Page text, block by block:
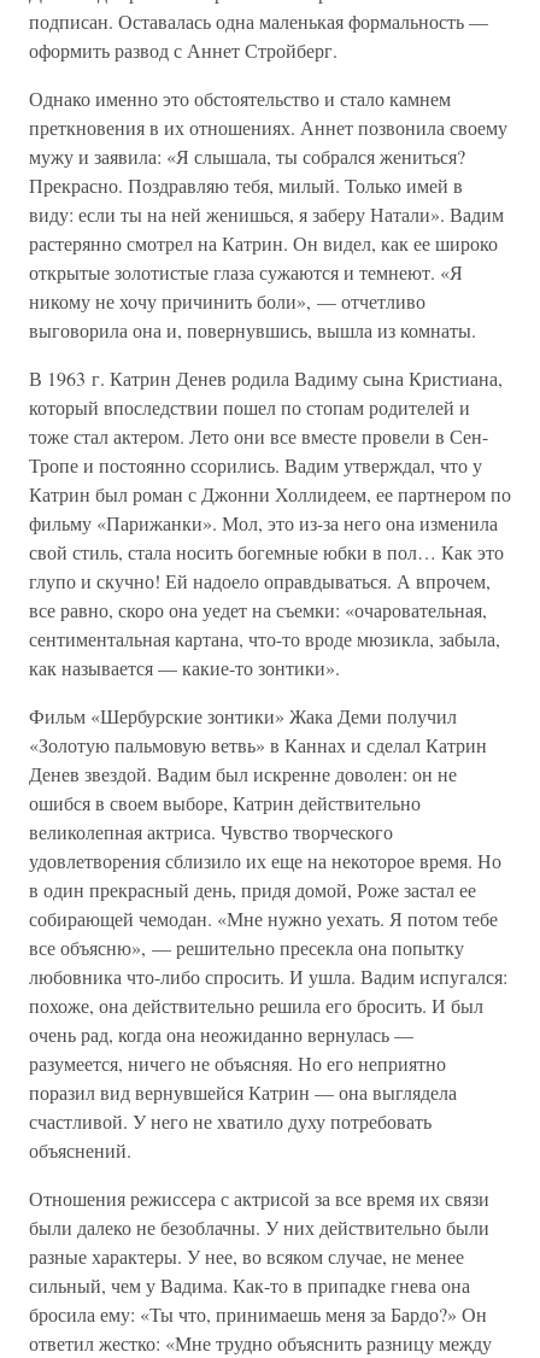
подписан. Оставалась одна маленькая формальность —
оформить развод с Аннет Стройберг.
Однако именно это обстоятельство и стало камнем
преткновения в их отношениях. Аннет позвонила своему
мужу и заявила: «Я слышала, ты собрался жениться?
Прекрасно. Поздравляю тебя, милый. Только имей в
виду: если ты на ней женишься, я заберу Натали». Вадим
растерянно смотрел на Катрин. Он видел, как ее широко
открытые золотистые глаза сужаются и темнеют. «Я
никому не хочу причинить боли», — отчетливо
выговорила она и, повернувшись, вышла из комнаты.
В 1963 г. Катрин Денев родила Вадиму сына Кристиана,
который впоследствии пошел по стопам родителей и
тоже стал актером. Лето они все вместе провели в Сен-
Тропе и постоянно ссорились. Вадим утверждал, что у
Катрин был роман с Джонни Холлидеем, ее партнером по
фильму «Парижанки». Мол, это из-за него она изменила
свой стиль, стала носить богемные юбки в пол… Как это
глупо и скучно! Ей надоело оправдываться. А впрочем,
все равно, скоро она уедет на съемки: «очаровательная,
сентиментальная картана, что-то вроде мюзикла, забыла,
как называется — какие-то зонтики».
Фильм «Шербурские зонтики» Жака Деми получил
«Золотую пальмовую ветвь» в Каннах и сделал Катрин
Денев звездой. Вадим был искренне доволен: он не
ошибся в своем выборе, Катрин действительно
великолепная актриса. Чувство творческого
удовлетворения сблизило их еще на некоторое время. Но
в один прекрасный день, придя домой, Роже застал ее
собирающей чемодан. «Мне нужно уехать. Я потом тебе
все объясню», — решительно пресекла она попытку
любовника что-либо спросить. И ушла. Вадим испугался:
похоже, она действительно решила его бросить. И был
очень рад, когда она неожиданно вернулась —
разумеется, ничего не объясняя. Но его неприятно
поразил вид вернувшейся Катрин — она выглядела
счастливой. У него не хватило духу потребовать
объяснений.
Отношения режиссера с актрисой за все время их связи
были далеко не безоблачны. У них действительно были
разные характеры. У нее, во всяком случае, не менее
сильный, чем у Вадима. Как-то в припадке гнева она
бросила ему: «Ты что, принимаешь меня за Бардо?» Он
ответил жестко: «Мне трудно объяснить разницу между